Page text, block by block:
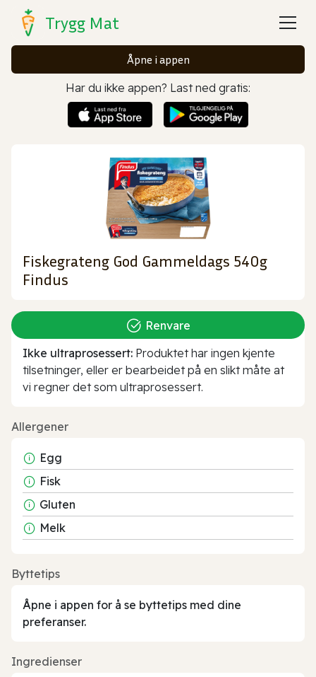
Trygg Mat
Åpne i appen
Har du ikke appen? Last ned gratis:
Fiskegrateng God Gammeldags 540g
Findus
Renvare
Ikke ultraprosessert: Produktet har ingen kjente
tilsetninger, eller er bearbeidet på en slikt måte at
vi regner det som ultraprosessert.
Allergener
Egg
Fisk
Gluten
Melk
Byttetips
Åpne i appen for å se byttetips med dine
preferanser.
Ingredienser